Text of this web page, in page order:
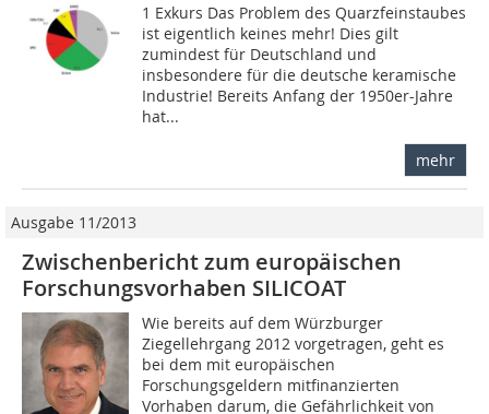
1 Exkurs Das Problem des Quarzfeinstaubes
ist eigentlich keines mehr! Dies gilt
zumindest für Deutschland und
insbesondere für die deutsche keramische
Industrie! Bereits Anfang der 1950er-Jahre
hat...
mehr
Ausgabe 11/2013
Zwischenbericht zum europäischen
Forschungsvorhaben SILICOAT
Wie bereits auf dem Würzburger
Ziegellehrgang 2012 vorgetragen, geht es
bei dem mit europäischen
Forschungsgeldern mitfinanzierten
Vorhaben darum, die Gefährlichkeit von